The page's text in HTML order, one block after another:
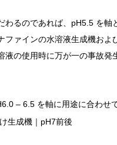
わるのであれば、pH5.5 を軸
ファインの水溶液生成機およ
液の使用時に万が一の事故発
– 6.5 を軸に用途に合わせ
生成機｜pH7前後